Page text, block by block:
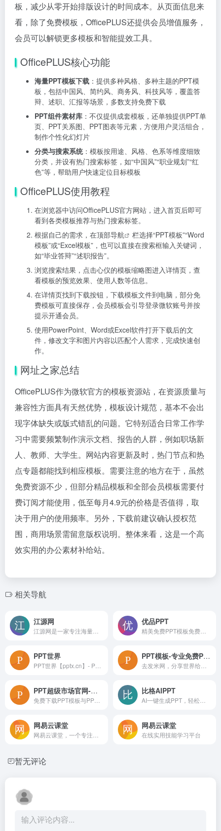
板，减少从零开始排版设计的时间成本。从页面信息来
看，除了免费模板，OfficePLUS还提供会员增值服务，
会员可以解锁更多模板和智能提效工具。
OfficePLUS核心功能
海量PPT模板下载 ：提供多种风格、多种主题的PPT模
板，包括中国风、简约风、商务风、科技风等，覆盖答
辩、述职、汇报等场景，多数支持免费下载
PPT组件素材库 ：不仅提供成套模板，还单独提供PPT单
页、PPT关系图、PPT图表等元素，方便用户灵活组合，
制作个性化幻灯片
分类与搜索系统：模板按用途、风格、色系等维度细致
分类，并设有热门搜索标签，如“中国风”“职业规划”“红
色”等，帮助用户快速定位目标模板
OfficePLUS使用教程
在浏览器中访问OfficePLUS官方网站，进入首页后即可
看到各类模板推荐与热门搜索标签。
根据自己的需求，在顶部导航
栏选择“PPT模板”“Word
模板”或“Excel模板”，也可以直接在搜索框输入关键词，
如“毕业答辩”“述职报告”。
浏览搜索结果，点击心仪的模板缩略图进入详情页，查
看模板的预览效果、使用人数等信息。
在详情页找到下载按钮，下载模板文件到电脑，部分免
费模板可直接保存，会员模板会引导登录微软账号并按
提示开通会员。
使用PowerPoint、Word或Excel软件打开下载后的文
件，修改文字和图片内容以匹配个人需求，完成快速创
作。
网址之家总结
OfficePLUS作为微软官方的模板资源站，在资源质量与
兼容性方面具有天然优势，模板设计规范，基本不会出
现字体缺失或版式错乱的问题。它特别适合日常工作学
习中需要频繁制作演示文档、报告的人群，例如职场新
人、教师、大学生。网站内容更新及时，热门节点和热
点专题都能找到相应模板。需要注意的地方在于，虽然
免费资源不少，但部分精品模板和全部会员模板需要付
费订阅才能使用，低至每月4.9元的价格是否值得，取
决于用户的使用频率。另外，下载前建议确认授权范
围，商用场景需留意版权说明。整体来看，这是一个高
效实用的办公素材补给站。
相关导航
江源网 优品PPT
PPT世界 PPT模板-专业免费PPT模板下载-赞芽PPT
PPT超级市场官网-免费、优质、高效、安全的PPT下载和定制 比格AIPPT
网易云课堂 网易云课堂
在线实用技能学习平台
暂无评论